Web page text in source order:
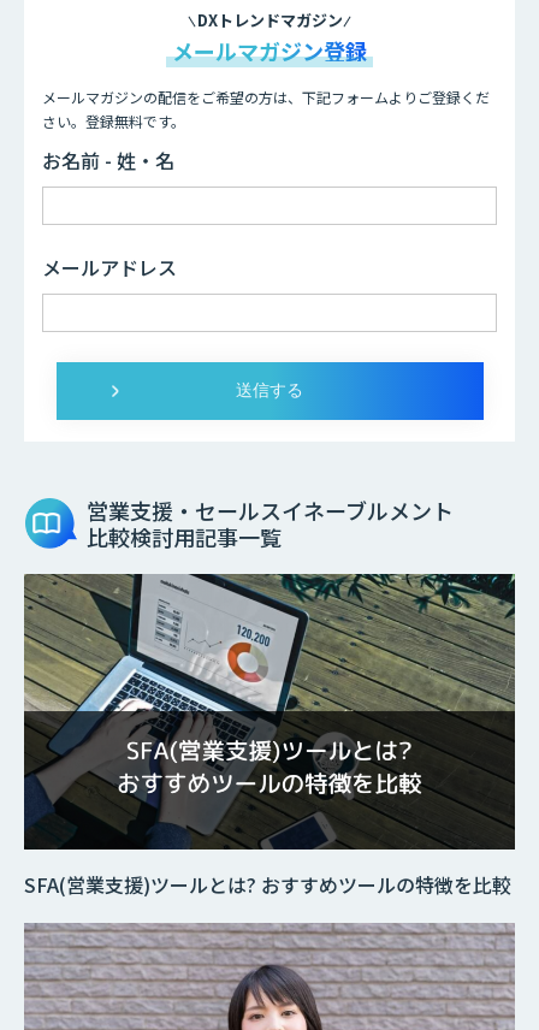
DXトレンドマガジン
メールマガジン登録
メールマガジンの配信をご希望の方は、下記フォームよりご登録くだ
さい。登録無料です。
お名前 - 姓・名
メールアドレス
営業支援・セールスイネーブルメント
比較検討用記事一覧
SFA(営業支援)ツールとは? おすすめツールの特徴を比較